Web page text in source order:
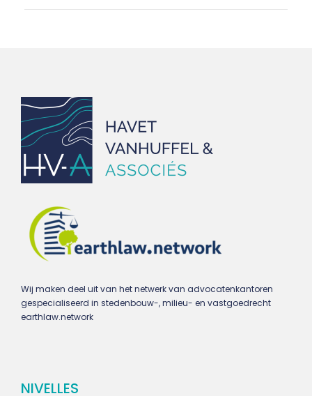
Wij maken deel uit van het netwerk van advocatenkantoren
gespecialiseerd in stedenbouw-, milieu- en vastgoedrecht
earthlaw.network
NIVELLES